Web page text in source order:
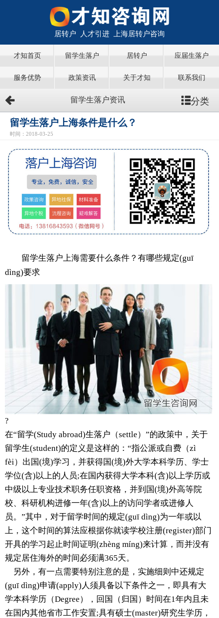
居转户 人才引进 上海居转户咨询
才知首页 留学生落户 居转户 应届生落户
服务优势 政策资讯 关于才知 联系我们
留学生落户资讯 分类
留学生落户上海条件是什么？
时间：2018-03-25
留学生落户上海需要什么条件？有哪些规定(guī
dìng)要求
?
在“留学(Study abroad)生落户（settle）”的政策中，关于
留学生(student)的定义是这样的：“指公派或自费（zì
fèi）出国(境)学习，并获得国(境)外大学本科学历、学士
学位(含)以上的人员;在国内获得大学本科(含)以上学历或
中级以上专业技术职务任职资格，并到国(境)外高等院
校、科研机构进修一年(含)以上的访问学者或进修人
员。”其中，对于留学时间的规定(guī dìng)为一年或以
上，这个时间的算法应根据你就读学校注册(register)部门
开具的学习起止时间证明(zhèng míng)来计算，而并没有
规定居住海外的时间必须满365天。
另外，有一点需要特别注意的是，实施细则中还规定
(guī dìng)申请(apply)人须具备以下条件之一，即具有大
学本科学历（Degree），回国（归国）时间在1年内且未
在国内其他省市工作安置;具有硕士(master)研究生学历，